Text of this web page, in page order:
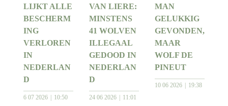
LIJKT ALLE
BESCHERM
ING
VERLOREN
IN
NEDERLAN
D
6 07 2026 10:50
VAN LIERE:
MINSTENS
41 WOLVEN
ILLEGAAL
GEDOOD IN
NEDERLAN
D
24 06 2026 11:01
MAN
GELUKKIG
GEVONDEN,
MAAR
WOLF DE
PINEUT
10 06 2026 19:38